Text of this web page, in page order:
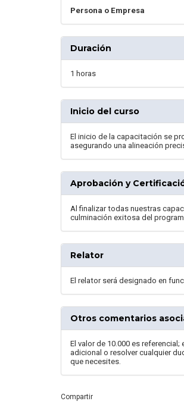
Persona o Empresa
Duración
1 horas
Inicio del curso
El inicio de la capacitación se
asegurando una alineación
Aprobación y
Al finalizar todas nuestras
culminación exitosa del
Relator
El relator será designado en
Otros comentarios
El valor de 10.000 es
adicional o resolver cualquier
que necesites.
Compartir